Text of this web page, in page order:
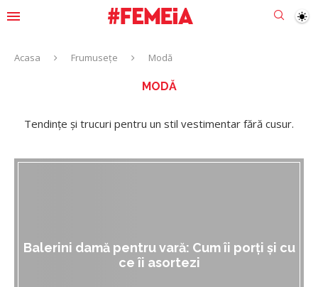
Acasa Frumusețe Modă
MODĂ
Tendințe și trucuri pentru un stil vestimentar fără cusur.
Balerini damă pentru vară: Cum îi porți și cu
ce îi asortezi